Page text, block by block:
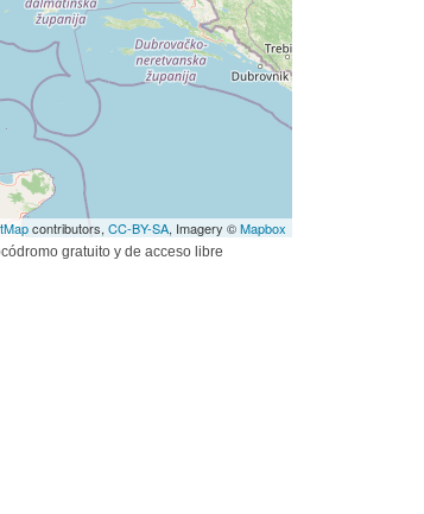
contributors, CC-BY-SA, Imagery ©Mapbox
gratuito y de acceso libre